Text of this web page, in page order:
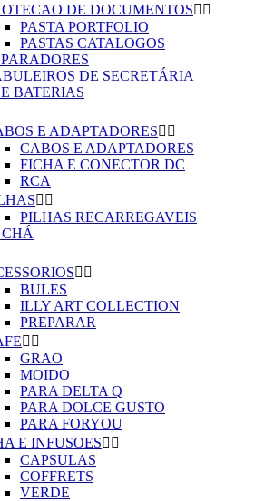
DE DOCUMENTOS 
PASTA PORTFOLIO
PASTAS CATALOGOS
DE SECRETÁRIA
BATERIAS
E ADAPTADORES 
CABOS E ADAPTADORES
FICHA E CONECTOR DC
RCA
 
PILHAS RECARREGAVEIS
 
BULES
ILLY ART COLLECTION
PREPARAR
 
GRAO
MOIDO
PARA DELTA Q
PARA DOLCE GUSTO
PARA FORYOU
E INFUSOES 
CAPSULAS
COFFRETS
VERDE